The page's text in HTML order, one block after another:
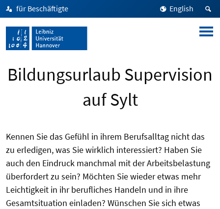
für Beschäftigte English
Bildungsurlaub Supervision
auf Sylt
Kennen Sie das Gefühl in ihrem Berufsalltag nicht das
zu erledigen, was Sie wirklich interessiert? Haben Sie
auch den Eindruck manchmal mit der Arbeitsbelastung
überfordert zu sein? Möchten Sie wieder etwas mehr
Leichtigkeit in ihr berufliches Handeln und in ihre
Gesamtsituation einladen? Wünschen Sie sich etwas